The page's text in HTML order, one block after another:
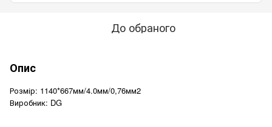
До обраного
Опис
Розмір: 1140*667мм/4.0мм/0,76мм2
Виробник: DG